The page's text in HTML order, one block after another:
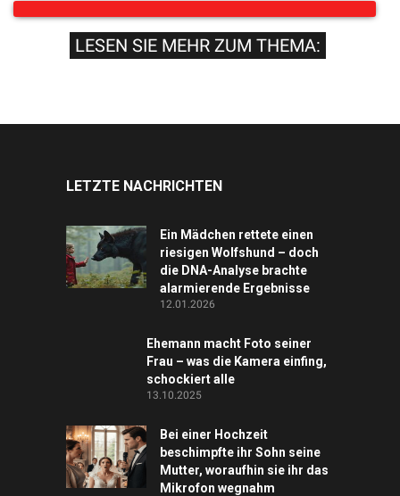
LESEN SIE MEHR ZUM THEMA:
LETZTE NACHRICHTEN
Ein Mädchen rettete einen
riesigen Wolfshund – doch
die DNA-Analyse brachte
alarmierende Ergebnisse
12.01.2026
Ehemann macht Foto seiner
Frau – was die Kamera einfing,
schockiert alle
13.10.2025
Bei einer Hochzeit
beschimpfte ihr Sohn seine
Mutter, woraufhin sie ihr das
Mikrofon wegnahm